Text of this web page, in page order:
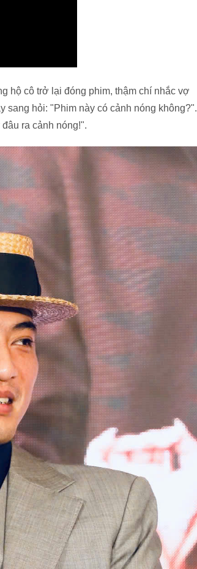
hộ cô trở lại đóng phim, thậm chí nhắc vợ
hỏi: "Phim này có cảnh nóng không?".
ra cảnh nóng!".